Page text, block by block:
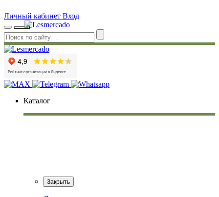
Личный кабинет Вход
Каталог
Закрыть